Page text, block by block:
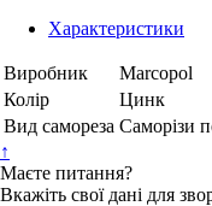
Характеристики
Виробник
Marcopol
Колір
Цинк
Вид самореза Саморізи
↑
Маєте питання?
Вкажіть свої дані для